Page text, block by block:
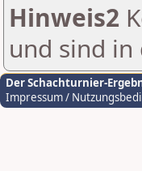
Hinweis2
und sind
Der Schachturnier-
Impressum /